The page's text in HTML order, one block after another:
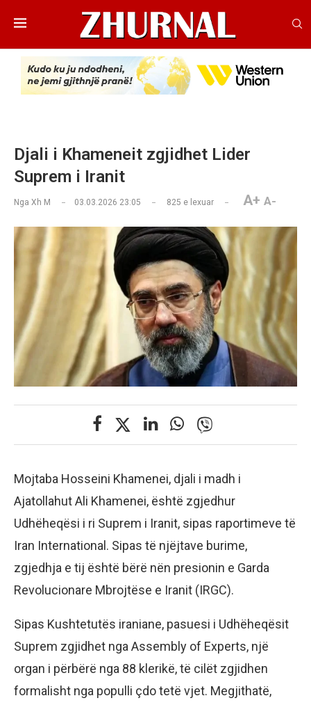
Djali i Khameneit zgjidhet Lider
Suprem i Iranit
Nga Xh M 03.03.2026 23:05 825 e lexuar A+ A-
Mojtaba Hosseini Khamenei, djali i madh i
Ajatollahut Ali Khamenei, është zgjedhur
Udhëheqësi i ri Suprem i Iranit, sipas raportimeve të
Iran International. Sipas të njëjtave burime,
zgjedhja e tij është bërë nën presionin e Garda
Revolucionare Mbrojtëse e Iranit (IRGC).
Sipas Kushtetutës iraniane, pasuesi i Udhëheqësit
Suprem zgjidhet nga Assembly of Experts, një
organ i përbërë nga 88 klerikë, të cilët zgjidhen
formalisht nga populli çdo tetë vjet. Megjithatë,